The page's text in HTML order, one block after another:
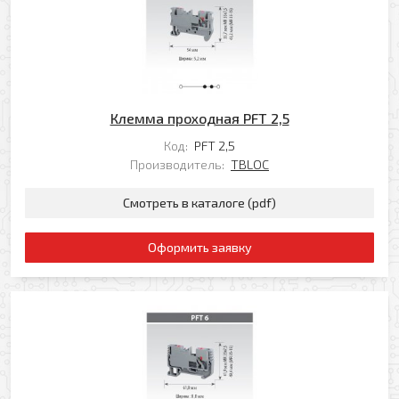
Клемма проходная PFT 2,5
Код: PFT 2,5
Производитель: TBLOC
Смотреть в каталоге (pdf)
Оформить заявку
Заказать обратный звонок
Ваш телефон
Комментарий
Прикрепить файл
Добавить файл